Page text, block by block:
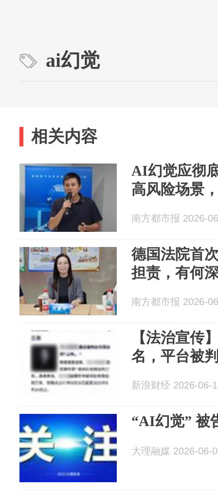
ai幻觉
相关内容
AI幻觉应彻
高风险场景
南方都市报 2026-
德国法院首
担责，有何
南方都市报 2026-
【法治宣传
名，平台被
新浪财经 2026-06-
“AI幻觉” 被
大理融媒 2026-06-